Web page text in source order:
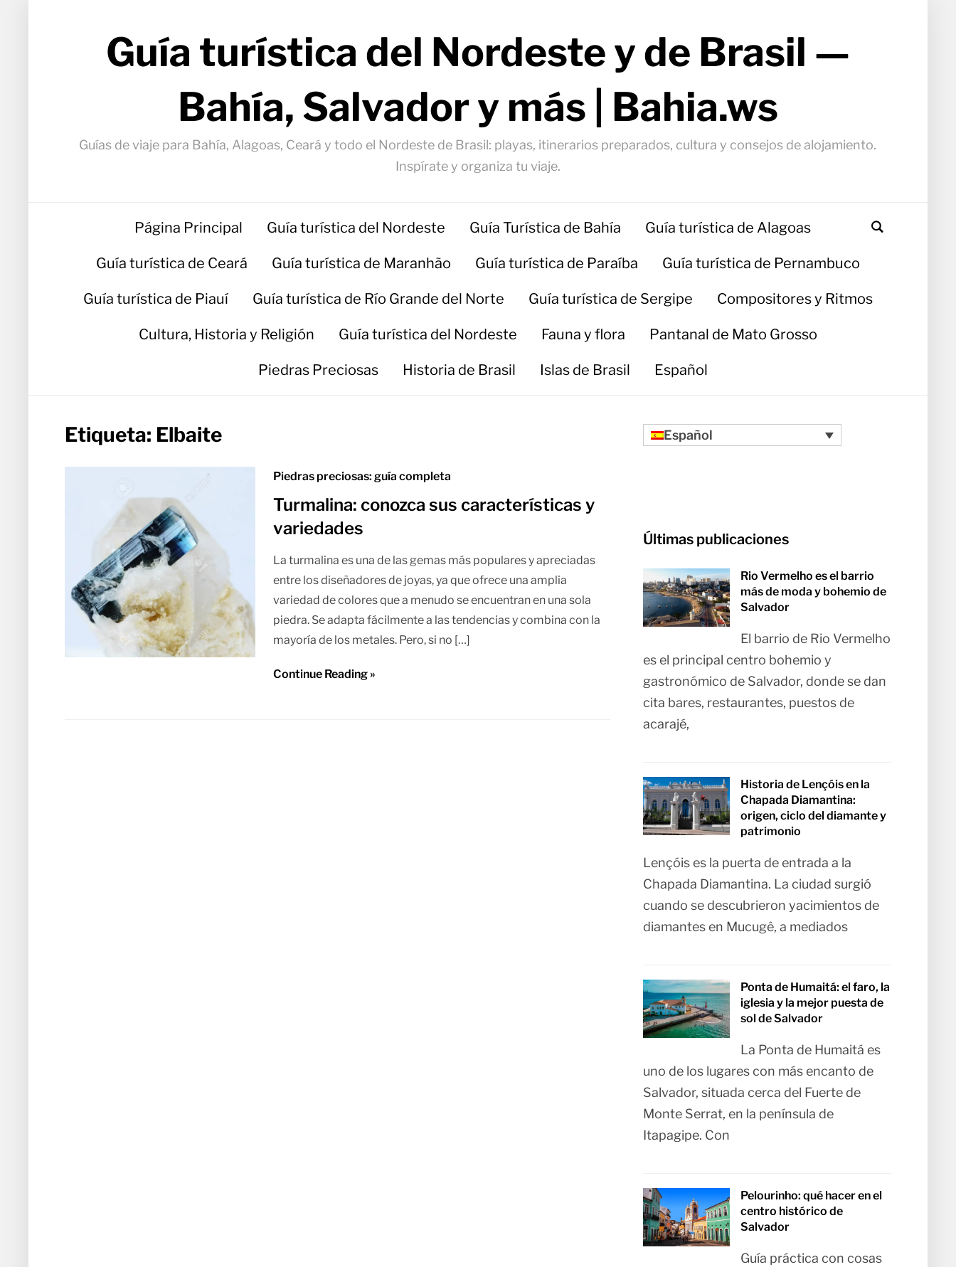
Guía turística del Nordeste y de Brasil —
Bahía, Salvador y más | Bahia.ws
Guías de viaje para Bahía, Alagoas, Ceará y todo el Nordeste de Brasil: playas, itinerarios preparados, cultura y consejos de alojamiento.
Inspírate y organiza tu viaje.
Página Principal Guía turística del Nordeste Guía Turística de Bahía Guía turística de Alagoas
Guía turística de Ceará Guía turística de Maranhão Guía turística de Paraíba Guía turística de Pernambuco
Guía turística de Piauí Guía turística de Río Grande del Norte Guía turística de Sergipe Compositores y Ritmos
Cultura, Historia y Religión Guía turística del Nordeste Fauna y flora Pantanal de Mato Grosso
Piedras Preciosas Historia de Brasil Islas de Brasil Español
Etiqueta: Elbaite
Piedras preciosas: guía completa
Turmalina: conozca sus características y
variedades
La turmalina es una de las gemas más populares y apreciadas
entre los diseñadores de joyas, ya que ofrece una amplia
variedad de colores que a menudo se encuentran en una sola
piedra. Se adapta fácilmente a las tendencias y combina con la
mayoría de los metales. Pero, si no […]
Continue Reading »
Español
Últimas publicaciones
Rio Vermelho es el barrio
más de moda y bohemio de
Salvador
El barrio de Rio Vermelho
es el principal centro bohemio y
gastronómico de Salvador, donde se dan
cita bares, restaurantes, puestos de
acarajé,
Historia de Lençóis en la
Chapada Diamantina:
origen, ciclo del diamante y
patrimonio
Lençóis es la puerta de entrada a la
Chapada Diamantina. La ciudad surgió
cuando se descubrieron yacimientos de
diamantes en Mucugê, a mediados
Ponta de Humaitá: el faro, la
iglesia y la mejor puesta de
sol de Salvador
La Ponta de Humaitá es
uno de los lugares con más encanto de
Salvador, situada cerca del Fuerte de
Monte Serrat, en la península de
Itapagipe. Con
Pelourinho: qué hacer en el
centro histórico de
Salvador
Guía práctica con cosas